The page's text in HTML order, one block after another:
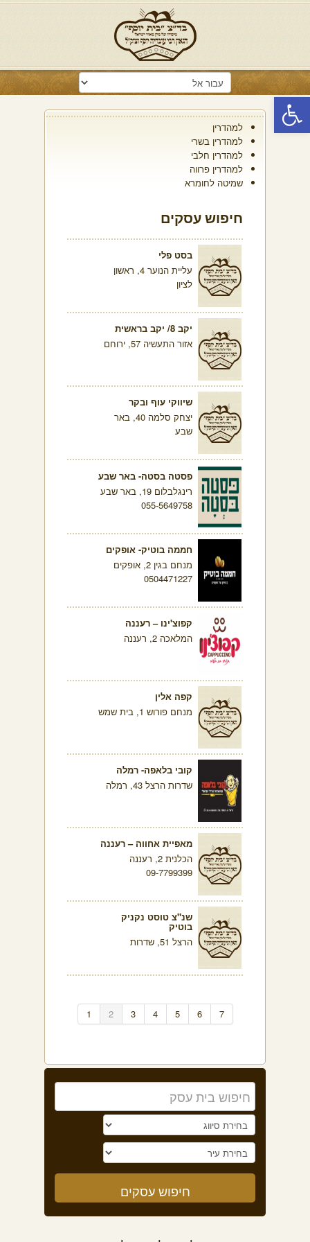
פתח סרגל נגישות
למהדרין
למהדרין בשרי
למהדרין חלבי
למהדרין פרווה
שמיטה לחומרא
חיפוש עסקים
בסט פלי
עליית הנוער 4, ראשון
לציון
יקב 8/ יקב בראשית
אזור התעשיה 57, ירוחם
שיווקי עוף ובקר
יצחק סלמה 40, באר
שבע
פסטה בסטה- באר שבע
רינגלבלום 19, באר שבע
055-5649758
חממה בוטיק- אופקים
מנחם בגין 2, אופקים
0504471227
קפוצ'ינו – רעננה
המלאכה 2, רעננה
קפה אלין
מנחם פורוש 1, בית שמש
קובי בלאפה- רמלה
שדרות הרצל 43, רמלה
מאפיית אחווה – רעננה
הכלנית 2, רעננה
09-7799399
שנ"צ טוסט נקניק
בוטיק
הרצל 51, שדרות
1 2 3 4 5 6 7